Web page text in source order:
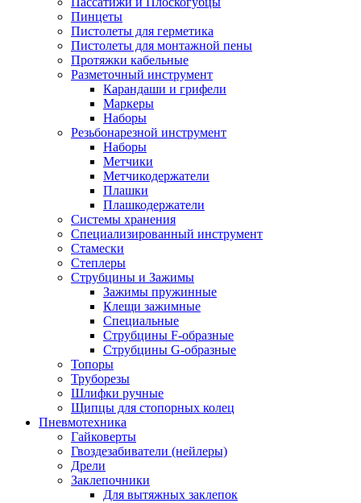
Пинцеты
Пистолеты для герметика
Пистолеты для монтажной пены
Протяжки кабельные
Разметочный инструмент
Карандаши и грифели
Маркеры
Наборы
Резьбонарезной инструмент
Наборы
Метчики
Метчикодержатели
Плашки
Плашкодержатели
Системы хранения
Специализированный инструмент
Стамески
Степлеры
Струбцины и Зажимы
Зажимы пружинные
Клещи зажимные
Специальные
Струбцины F-образные
Струбцины G-образные
Топоры
Труборезы
Шлифки ручные
Щипцы для стопорных колец
Пневмотехника
Гайковерты
Гвоздезабиватели (нейлеры)
Дрели
Заклепочники
Для вытяжных заклепок